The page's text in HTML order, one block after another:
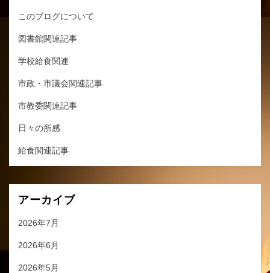
このブログについて
図書館関連記事
学校給食関連
市政・市議会関連記事
市教委関連記事
日々の所感
給食関連記事
アーカイブ
2026年7月
2026年6月
2026年5月